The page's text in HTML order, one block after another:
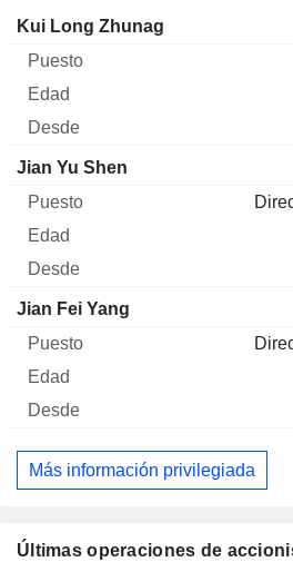
Administrador Puesto
Kui Long Zhunag
Jian Yu Shen
Jian Fei Yang
Más información privilegiada
Últimas operaciones de